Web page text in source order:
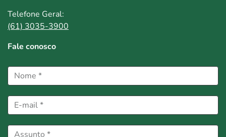
Telefone Geral:
(61) 3035-3900
Fale conosco